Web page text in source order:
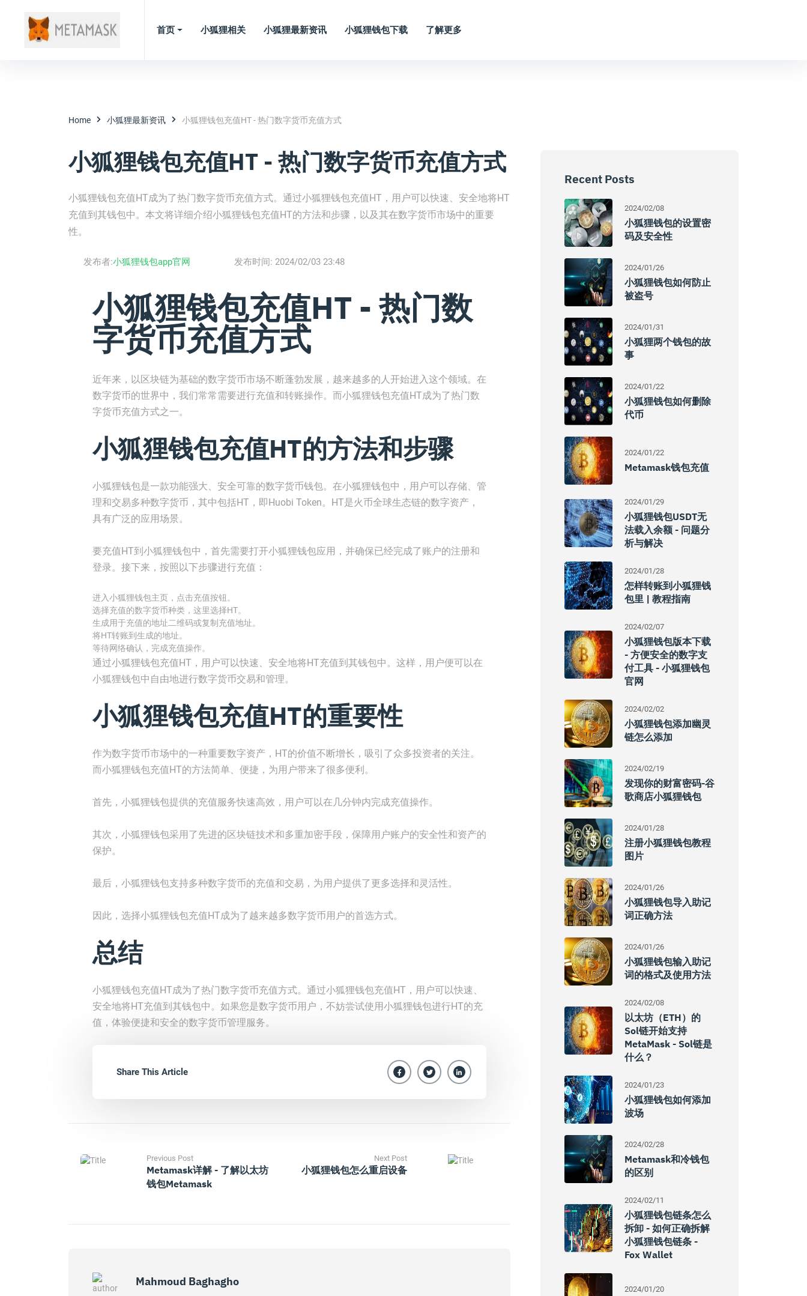
首页 小狐狸相关 小狐狸最新资讯 小狐狸钱包下载 了解更多
Home 小狐狸最新资讯 小狐狸钱包充值HT - 热门数字货币充值方式
小狐狸钱包充值HT - 热门数字货币充值方式
小狐狸钱包充值HT成为了热门数字货币充值方式。通过小狐狸钱包充值HT，用户可以快速、安全地将HT
充值到其钱包中。本文将详细介绍小狐狸钱包充值HT的方法和步骤，以及其在数字货币市场中的重要
性。
发布者:小狐狸钱包app官网 发布时间: 2024/02/03 23:48
小狐狸钱包充值HT - 热门数
字货币充值方式
近年来，以区块链为基础的数字货币市场不断蓬勃发展，越来越多的人开始进入这个领域。在
数字货币的世界中，我们常常需要进行充值和转账操作。而小狐狸钱包充值HT成为了热门数
字货币充值方式之一。
小狐狸钱包充值HT的方法和步骤
小狐狸钱包是一款功能强大、安全可靠的数字货币钱包。在小狐狸钱包中，用户可以存储、管
理和交易多种数字货币，其中包括HT，即Huobi Token。HT是火币全球生态链的数字资产，
具有广泛的应用场景。
要充值HT到小狐狸钱包中，首先需要打开小狐狸钱包应用，并确保已经完成了账户的注册和
登录。接下来，按照以下步骤进行充值：
进入小狐狸钱包主页，点击充值按钮。
选择充值的数字货币种类，这里选择HT。
生成用于充值的地址二维码或复制充值地址。
将HT转账到生成的地址。
等待网络确认，完成充值操作。
通过小狐狸钱包充值HT，用户可以快速、安全地将HT充值到其钱包中。这样，用户便可以在
小狐狸钱包中自由地进行数字货币交易和管理。
小狐狸钱包充值HT的重要性
作为数字货币市场中的一种重要数字资产，HT的价值不断增长，吸引了众多投资者的关注。
而小狐狸钱包充值HT的方法简单、便捷，为用户带来了很多便利。
首先，小狐狸钱包提供的充值服务快速高效，用户可以在几分钟内完成充值操作。
其次，小狐狸钱包采用了先进的区块链技术和多重加密手段，保障用户账户的安全性和资产的
保护。
最后，小狐狸钱包支持多种数字货币的充值和交易，为用户提供了更多选择和灵活性。
因此，选择小狐狸钱包充值HT成为了越来越多数字货币用户的首选方式。
总结
小狐狸钱包充值HT成为了热门数字货币充值方式。通过小狐狸钱包充值HT，用户可以快速、
安全地将HT充值到其钱包中。如果您是数字货币用户，不妨尝试使用小狐狸钱包进行HT的充
值，体验便捷和安全的数字货币管理服务。
Share This Article
Previous Post
Metamask详解 - 了解以太坊
钱包Metamask
Next Post
小狐狸钱包怎么重启设备
Mahmoud Baghagho
Recent Posts
2024/02/08
小狐狸钱包的设置密
码及安全性
2024/01/26
小狐狸钱包如何防止
被盗号
2024/01/31
小狐狸两个钱包的故
事
2024/01/22
小狐狸钱包如何删除
代币
2024/01/22
Metamask钱包充值
2024/01/29
小狐狸钱包USDT无
法载入余额 - 问题分
析与解决
2024/01/28
怎样转账到小狐狸钱
包里 | 教程指南
2024/02/07
小狐狸钱包版本下载
- 方便安全的数字支
付工具 - 小狐狸钱包
官网
2024/02/02
小狐狸钱包添加幽灵
链怎么添加
2024/02/19
发现你的财富密码-谷
歌商店小狐狸钱包
2024/01/28
注册小狐狸钱包教程
图片
2024/01/26
小狐狸钱包导入助记
词正确方法
2024/01/26
小狐狸钱包输入助记
词的格式及使用方法
2024/02/08
以太坊（ETH）的
Sol链开始支持
MetaMask - Sol链是
什么？
2024/01/23
小狐狸钱包如何添加
波场
2024/02/28
Metamask和冷钱包
的区别
2024/02/11
小狐狸钱包链条怎么
拆卸 - 如何正确拆解
小狐狸钱包链条 -
Fox Wallet
2024/01/20